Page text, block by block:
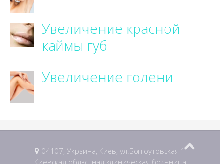
Увеличение красной
каймы губ
Увеличение голени
04107, Украина, Киев, ул.Боггоутовская 1
Киевская областная клиническая больница